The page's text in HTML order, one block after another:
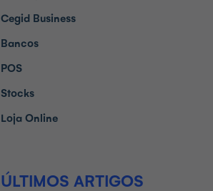
Cegid Business
Bancos
POS
Stocks
Loja Online
ÚLTIMOS ARTIGOS